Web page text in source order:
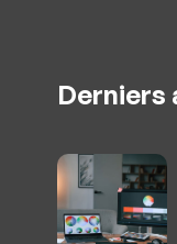
Derniers